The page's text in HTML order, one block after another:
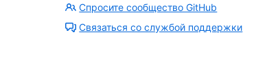
Спросите сообщество GitHub
Связаться со службой поддержки